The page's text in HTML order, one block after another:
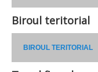
Biroul teritorial
BIROUL TERITORIAL